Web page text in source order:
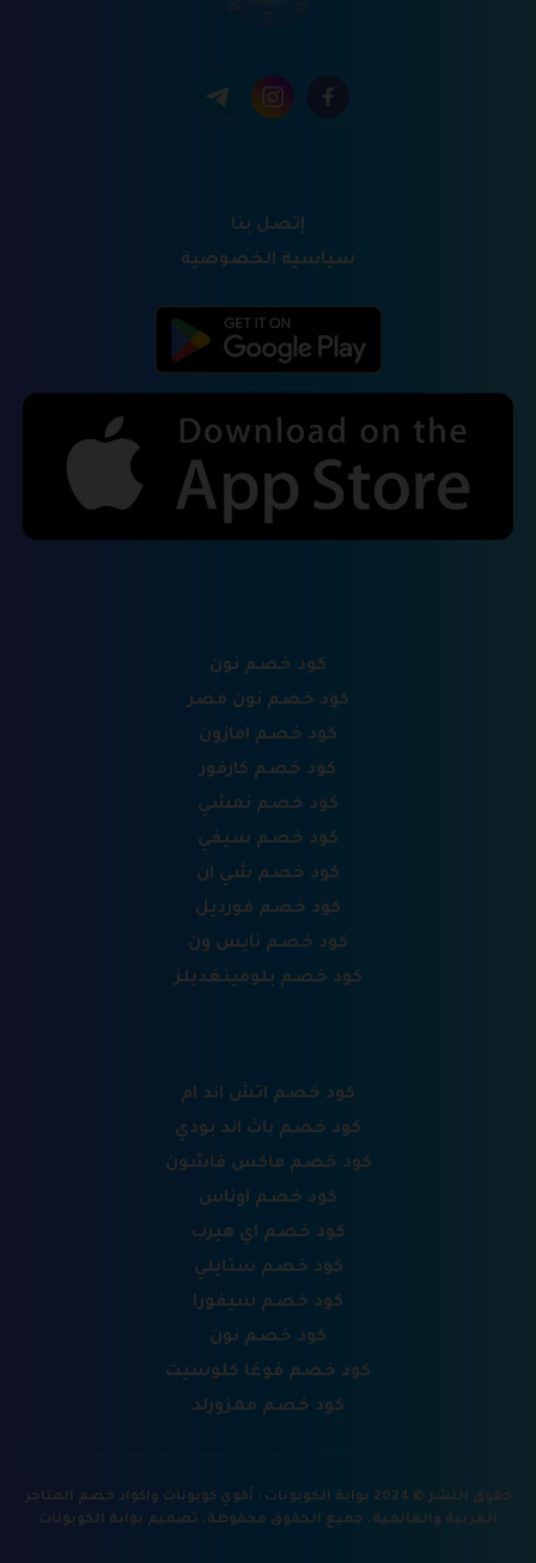
إتصل بنا
سياسية الخصوصية
كود خصم نون
كود خصم نون مصر
كود خصم امازون
كود خصم كارفور
كود خصم نمشي
كود خصم سيفي
كود خصم شي ان
كود خصم فورديل
كود خصم نايس ون
كود خصم بلومينغديلز
كود خصم اتش اند ام
كود خصم باث اند بودي
كود خصم ماكس فاشون
كود خصم اوناس
كود خصم اي هيرب
كود خصم ستايلي
كود خصم سيفورا
كود خصم نون
كود خصم فوغا كلوسيت
كود خصم ممزورلد
حقوق النشر © 2024 بوابة الكوبونات : أقوي كوبونات واكواد خصم المتاجر
العربية والعالمية. جميع الحقوق محفوظة. تصميم بوابة الكوبونات